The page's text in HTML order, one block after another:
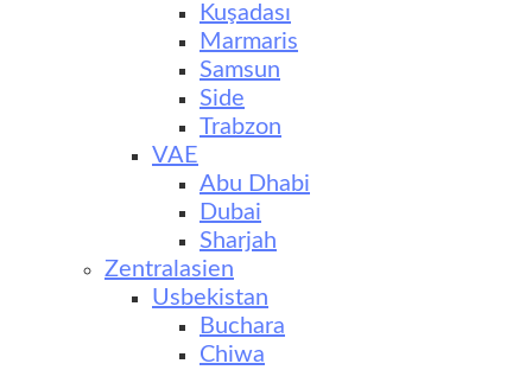
Kuşadası
Marmaris
Samsun
Side
Trabzon
VAE
Abu Dhabi
Dubai
Sharjah
Zentralasien
Usbekistan
Buchara
Chiwa